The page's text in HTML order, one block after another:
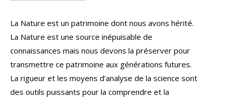
La Nature est un patrimoine dont nous avons hérité.
La Nature est une source inépuisable de
connaissances mais nous devons la préserver pour
transmettre ce patrimoine aux générations futures.
La rigueur et les moyens d’analyse de la science sont
des outils puissants pour la comprendre et la